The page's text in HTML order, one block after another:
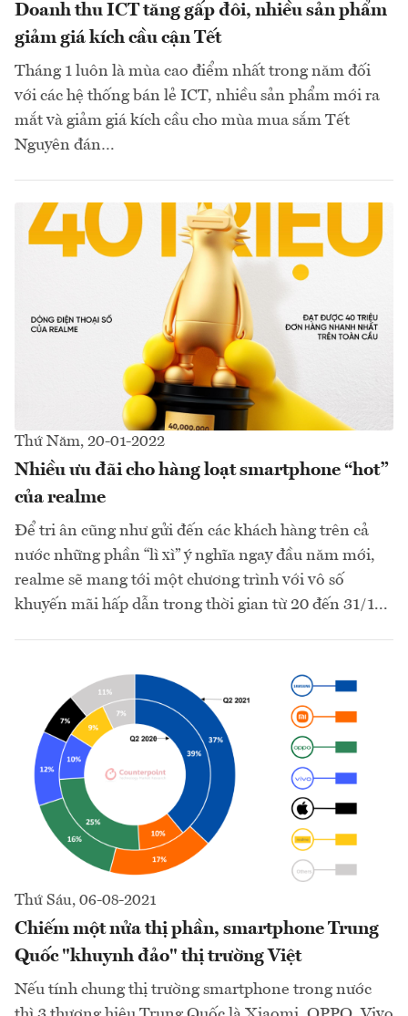
Doanh thu ICT tăng gấp đôi, nhiều sản phẩm
giảm giá kích cầu cận Tết
Tháng 1 luôn là mùa cao điểm nhất trong năm đối
với các hệ thống bán lẻ ICT, nhiều sản phẩm mới ra
mắt và giảm giá kích cầu cho mùa mua sắm Tết
Nguyên đán…
Thứ Năm, 20-01-2022
Nhiều ưu đãi cho hàng loạt smartphone “hot”
của realme
Để tri ân cũng như gửi đến các khách hàng trên cả
nước những phần “lì xì” ý nghĩa ngay đầu năm mới,
realme sẽ mang tới một chương trình với vô số
khuyến mãi hấp dẫn trong thời gian từ 20 đến 31/1...
Thứ Sáu, 06-08-2021
Chiếm một nửa thị phần, smartphone Trung
Quốc "khuynh đảo" thị trường Việt
Nếu tính chung thị trường smartphone trong nước